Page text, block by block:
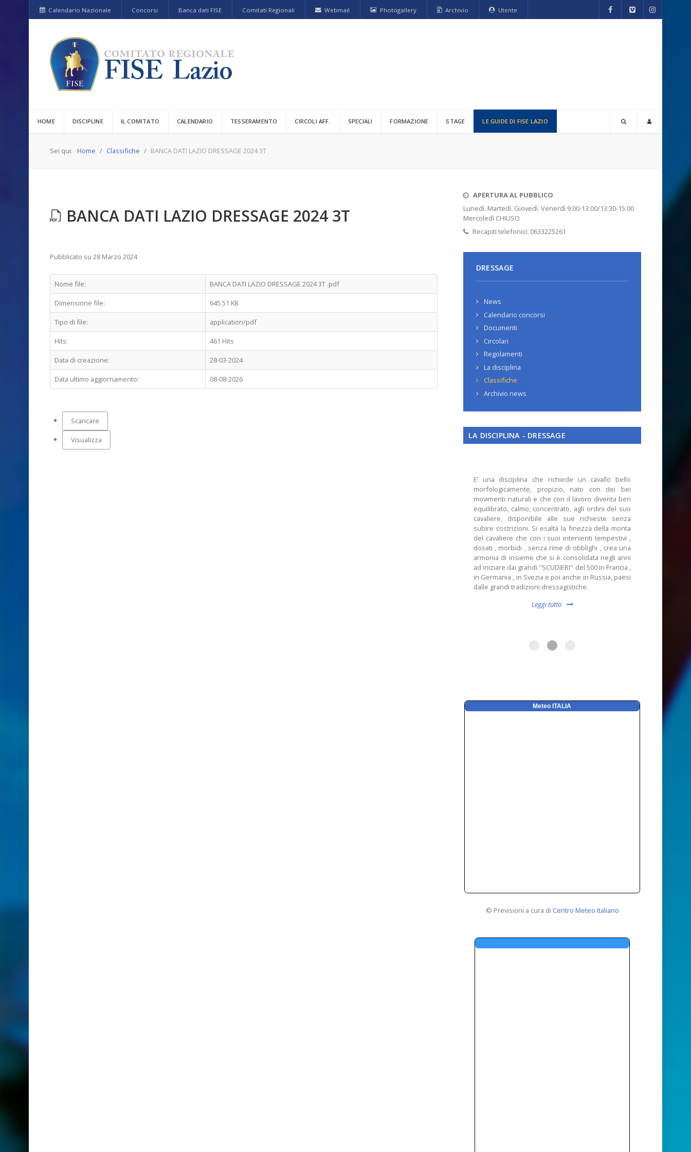
Calendario Nazionale Concorsi Banca dati FISE Comitati Regionali Webmail Photogallery Archivio Utente
HOME DISCIPLINE IL COMITATO CALENDARIO TESSERAMENTO CIRCOLI AFF. SPECIALI FORMAZIONE STAGE LE GUIDE DI FISE LAZIO
Sei qui: Home Classifiche BANCA DATI LAZIO DRESSAGE 2024 3T
BANCA DATI LAZIO DRESSAGE 2024 3T
Pubblicato su 28 Marzo 2024
Nome file: BANCA DATI LAZIO DRESSAGE 2024 3T .pdf
Dimensione file: 645.51 KB
Tipo di file: application/pdf
Hits: 461 Hits
Data di creazione: 28-03-2024
Data ultimo aggiornamento: 08-08-2026
Scaricare
Visualizza
APERTURA AL PUBBLICO
Lunedì. Martedì. Giovedì. Venerdì 9:00-13:00/13:30-15:00
Mercoledì CHIUSO
Recapiti telefonici: 0633225261
DRESSAGE
News
Calendario concorsi
Documenti
Circolari
Regolamenti
La disciplina
Classifiche
Archivio news
LA DISCIPLINA - DRESSAGE
E’ una disciplina che richiede un cavallo bello
morfologicamente, propizio, nato con dei bei
movimenti naturali e che con il lavoro diventa ben
equilibrato, calmo, concentrato, agli ordini del suo
cavaliere, disponibile alle sue richieste senza
subire costrizioni. Si esalta la finezza della monta
del cavaliere che con i suoi interventi tempestivi ,
dosati , morbidi , senza rime di obblighi , crea una
armonia di insieme che si è consolidata negli anni
ad iniziare dai grandi "SCUDIERI" del 500 in Francia ,
in Germania , in Svezia e poi anche in Russia, paesi
dalle grandi tradizioni dressagistiche.
Leggi tutto
Meteo ITALIA
© Previsioni a cura di Centro Meteo Italiano